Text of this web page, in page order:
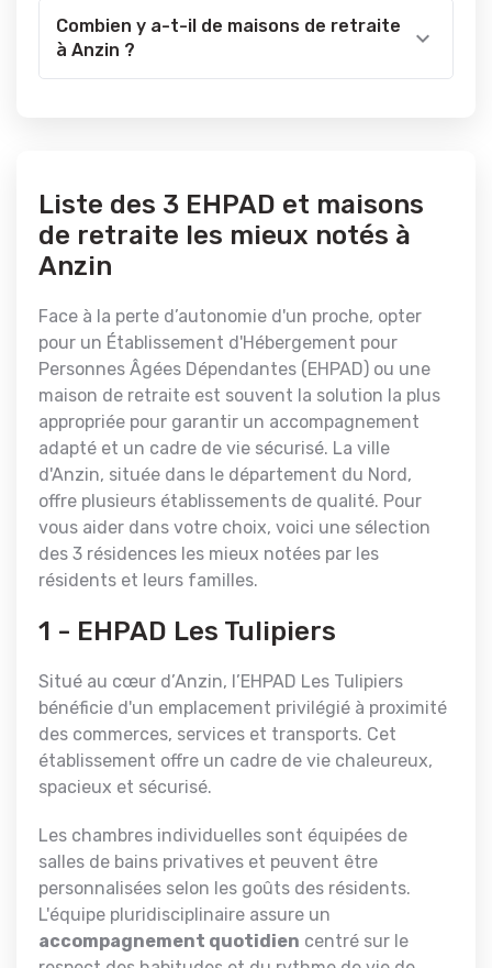
Combien y a-t-il de maisons de retraite
à Anzin ?
Liste des 3 EHPAD et maisons
de retraite les mieux notés à
Anzin
Face à la perte d’autonomie d'un proche, opter
pour un Établissement d'Hébergement pour
Personnes Âgées Dépendantes (EHPAD) ou une
maison de retraite est souvent la solution la plus
appropriée pour garantir un accompagnement
adapté et un cadre de vie sécurisé. La ville
d'Anzin, située dans le département du Nord,
offre plusieurs établissements de qualité. Pour
vous aider dans votre choix, voici une sélection
des 3 résidences les mieux notées par les
résidents et leurs familles.
1 - EHPAD Les Tulipiers
Situé au cœur d’Anzin, l’EHPAD Les Tulipiers
bénéficie d'un emplacement privilégié à proximité
des commerces, services et transports. Cet
établissement offre un cadre de vie chaleureux,
spacieux et sécurisé.
Les chambres individuelles sont équipées de
salles de bains privatives et peuvent être
personnalisées selon les goûts des résidents.
L'équipe pluridisciplinaire assure un
accompagnement quotidien centré sur le